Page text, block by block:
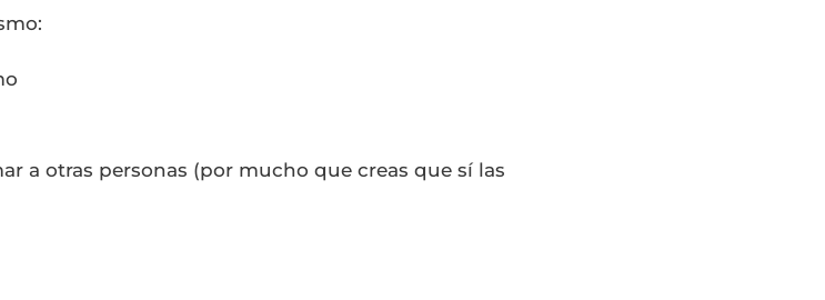
a otras personas (por mucho que creas que sí las